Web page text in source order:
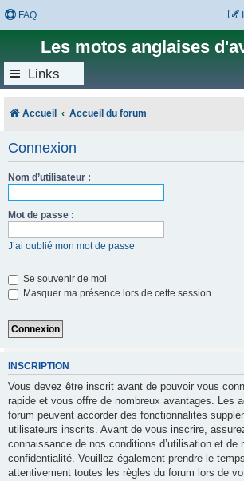
FAQ
Les motos anglaises
Links
Accueil Accueil du forum
Connexion
Nom d’utilisateur :
Mot de passe :
J’ai oublié mon mot de passe
Se souvenir de moi
Masquer ma présence lors de cette session
INSCRIPTION
Vous devez être inscrit avant de pouvoir vous
rapide et vous offre de nombreux avantages. Les
forum peuvent accorder des fonctionnalités
utilisateurs inscrits. Avant de vous inscrire,
connaissance de nos conditions d’utilisation et de
confidentialité. Veuillez également prendre le
attentivement toutes les règles du forum lors de